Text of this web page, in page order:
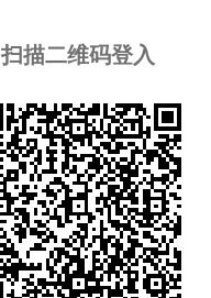
扫描二维码登入